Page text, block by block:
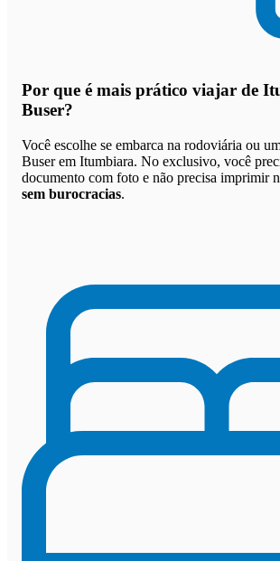
Por que é mais prático viajar de
Buser?
Você escolhe se embarca na rodoviária ou
Buser em Itumbiara. No exclusivo, você
documento com foto e não precisa imprimir
sem burocracias.